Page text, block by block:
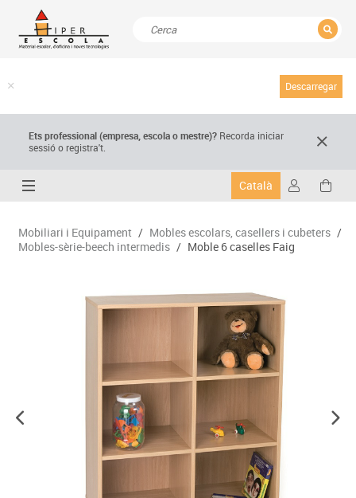
Descarregar
Ets professional (empresa,escola o mestre)? Recorda iniciar
sessió o registra't.
Català
Mobiliari i Equipament / Mobles escolars, casellers i cubeters /
Mobles-sèrie-beech intermedis / Moble 6 caselles Faig